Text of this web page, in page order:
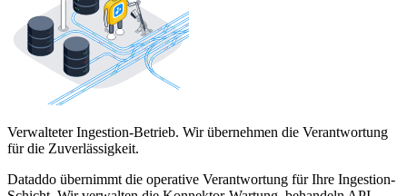
Verwalteter Ingestion-Betrieb. Wir übernehmen die Verantwortung
für die Zuverlässigkeit.
Dataddo übernimmt die operative Verantwortung für Ihre Ingestion-